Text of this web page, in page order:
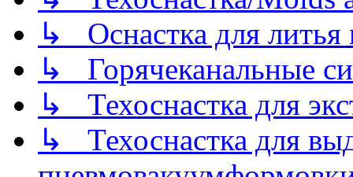
↳ Оснастка для литья
↳ Горячеканальные
↳ Техоснастка для
↳ Техоснастка для